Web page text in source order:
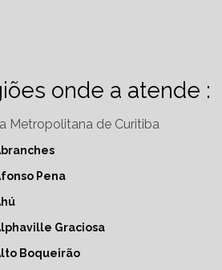
onde a atende :
Metropolitana de Curitiba
Abranches
Afonso Pena
Ahú
Alphaville Graciosa
Alto Boqueirão